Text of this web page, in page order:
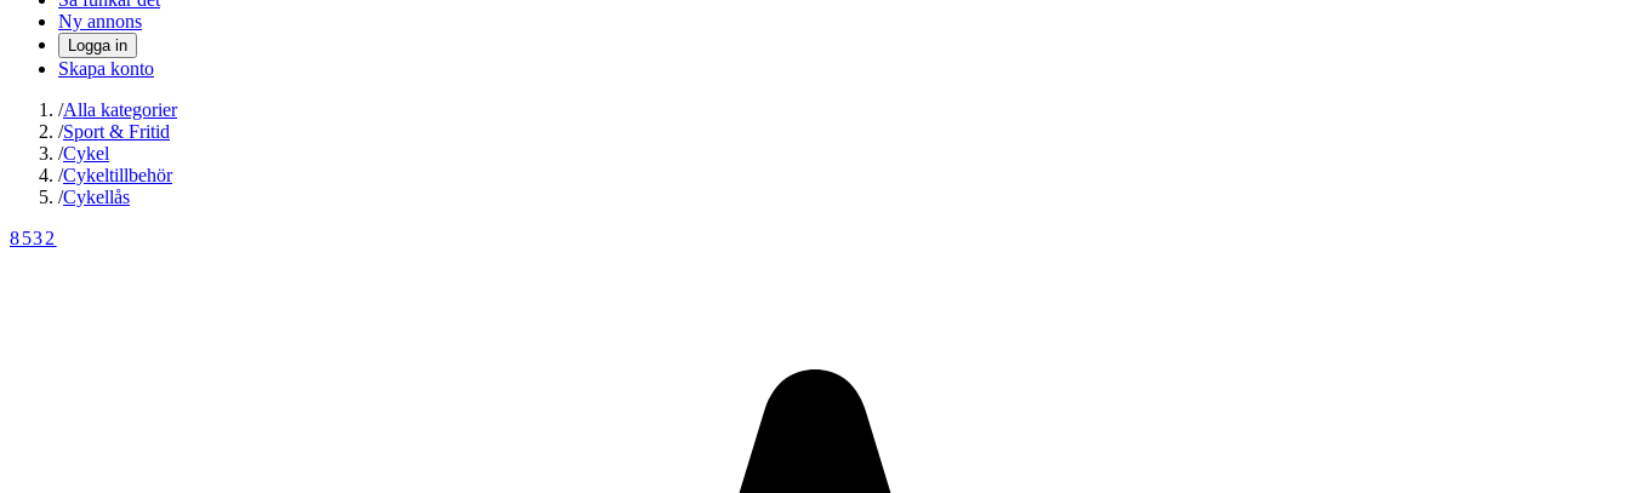
Ny annons
Logga in
Skapa konto
/Alla kategorier
/Sport & Fritid
/Cykel
/Cykeltillbehör
/Cykellås
8532